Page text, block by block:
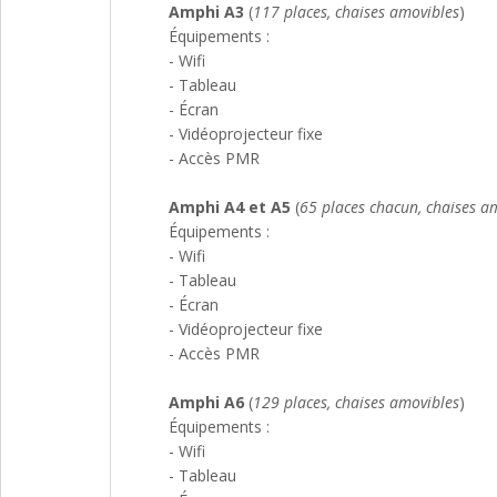
Amphi A3 (117 places, chaises amovibles)
Équipements :
- Wifi
- Tableau
- Écran
- Vidéoprojecteur fixe
- Accès PMR
Amphi A4 et A5 (65 places chacun, chaises
Équipements :
- Wifi
- Tableau
- Écran
- Vidéoprojecteur fixe
- Accès PMR
Amphi A6 (129 places, chaises amovibles)
Équipements :
- Wifi
- Tableau